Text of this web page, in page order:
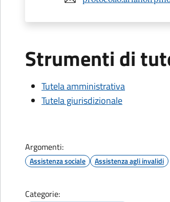
Strumenti di
Tutela amministrativa
Tutela giurisdizionale
Argomenti:
Assistenza sociale Assistenza agli invalidi
Categorie: